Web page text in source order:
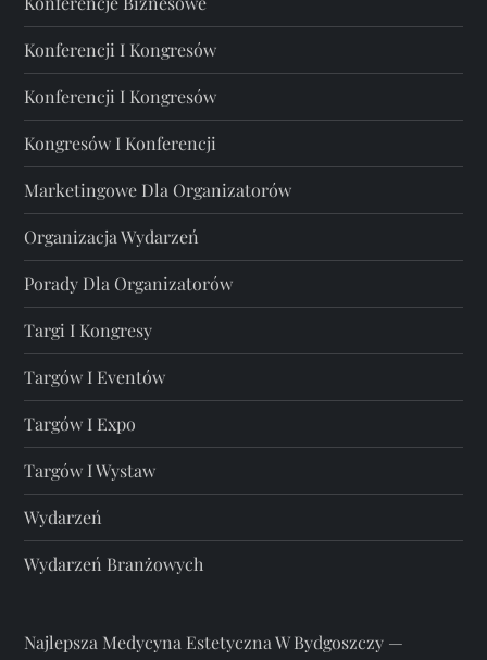
Konferencji I Kongresów
Konferencji I Kongresów
Kongresów I Konferencji
Marketingowe Dla Organizatorów
Organizacja Wydarzeń
Porady Dla Organizatorów
Targi I Kongresy
Targów I Eventów
Targów I Expo
Targów I Wystaw
Wydarzeń
Wydarzeń Branżowych
Najlepsza Medycyna Estetyczna W Bydgoszczy —